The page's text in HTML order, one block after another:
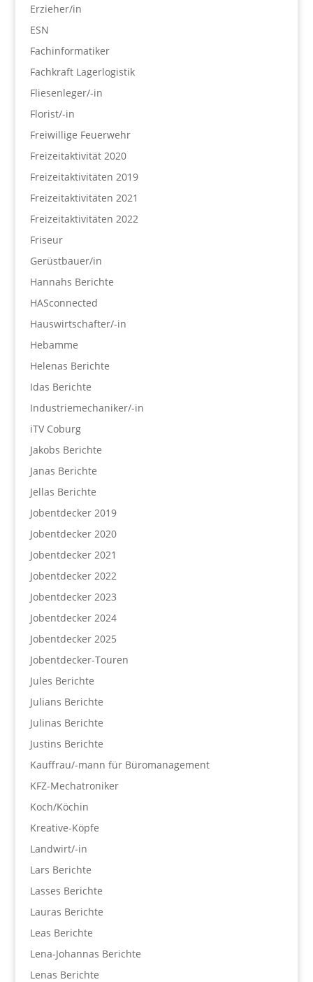
Erzieher/in
ESN
Fachinformatiker
Fachkraft Lagerlogistik
Fliesenleger/-in
Florist/-in
Freiwillige Feuerwehr
Freizeitaktivität 2020
Freizeitaktivitäten 2019
Freizeitaktivitäten 2021
Freizeitaktivitäten 2022
Friseur
Gerüstbauer/in
Hannahs Berichte
HASconnected
Hauswirtschafter/-in
Hebamme
Helenas Berichte
Idas Berichte
Industriemechaniker/-in
iTV Coburg
Jakobs Berichte
Janas Berichte
Jellas Berichte
Jobentdecker 2019
Jobentdecker 2020
Jobentdecker 2021
Jobentdecker 2022
Jobentdecker 2023
Jobentdecker 2024
Jobentdecker 2025
Jobentdecker-Touren
Jules Berichte
Julians Berichte
Julinas Berichte
Justins Berichte
Kauffrau/-mann für Büromanagement
KFZ-Mechatroniker
Koch/Köchin
Kreative-Köpfe
Landwirt/-in
Lars Berichte
Lasses Berichte
Lauras Berichte
Leas Berichte
Lena-Johannas Berichte
Lenas Berichte